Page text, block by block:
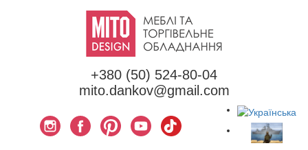
+380 (50) 524-80-04
mito.dankov@gmail.com